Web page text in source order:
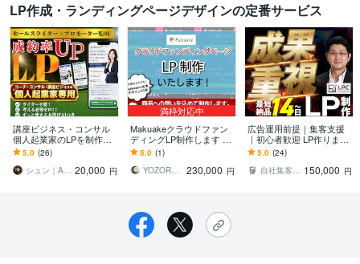
LP作成・ランディングページデザインの定番サービス
講座ビジネス・コンサル
個人起業家のLPを制作し
ます コーチ・コンサル・
個人起業家向け｜原稿ゼ
ロから公開まで丸投げ
5.0 (26)
シュン｜AI×Web集客のプロ 20,000 円
満枠対応中
Makuakeクラウドファン
ディングLP制作します 商
品の魅力とユーモアが詰
まったページを作成！制
作実績48件
5.0 (1)
YOZORA DESIGN STUDIO
230,000 円
広告運用前提｜集客支援
｜初心者歓迎 LP作ります
初めてでも安心。公開ま
で一貫サポート！導線設
計
5.0 (24)
自社集客も行う実務家のLP制作｜LPC 150,000 円